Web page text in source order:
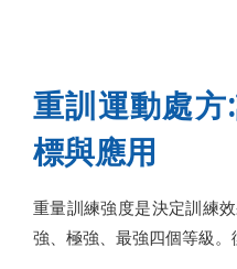
重訓運動處
標與應用
重量訓練強度是決定訓練
強、極強、最強四個等級。